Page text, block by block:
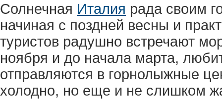
Солнечная Италия рада своим
начиная с поздней весны и
туристов радушно встречают
ноября и до начала марта,
отправляются в горнолыжные
холодно, но еще и не слишком